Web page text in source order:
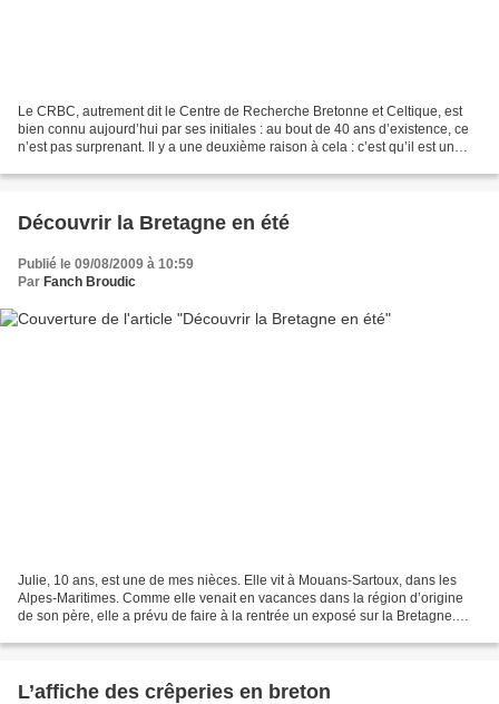
Le CRBC, autrement dit le Centre de Recherche Bretonne et Celtique, est
bien connu aujourd’hui par ses initiales : au bout de 40 ans d’existence, ce
n’est pas surprenant. Il y a une deuxième raison à cela : c’est qu’il est un
Découvrir la Bretagne en été
Publié le 09/08/2009 à 10:59
Par Fanch Broudic
Julie, 10 ans, est une de mes nièces. Elle vit à Mouans-Sartoux, dans les
Alpes-Maritimes. Comme elle venait en vacances dans la région d’origine
de son père, elle a prévu de faire à la rentrée un exposé sur la Bretagne.
L’affiche des crêperies en breton